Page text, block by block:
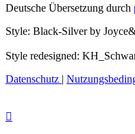
Deutsche Übersetzung durch
Style: Black-Silver by
Style redesigned:
Datenschutz |